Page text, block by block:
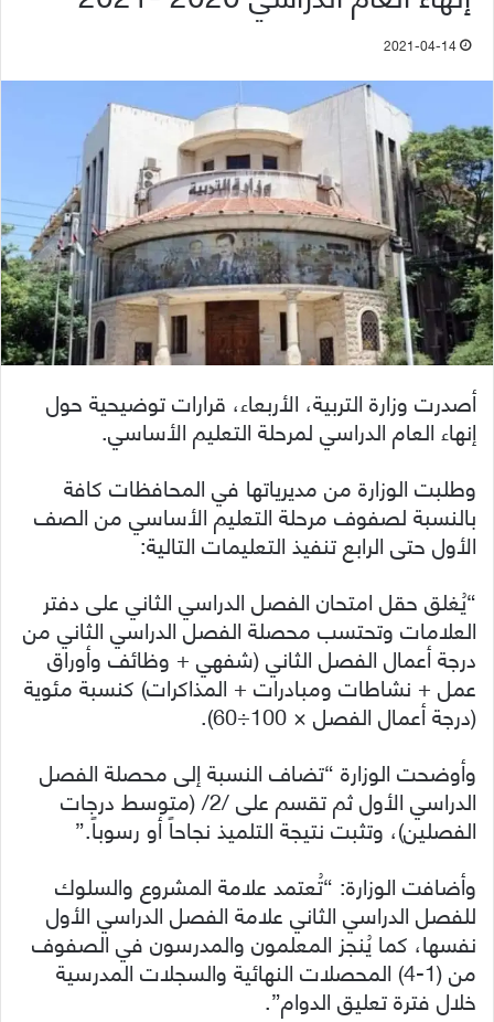
2021-04-14
أصدرت وزارة التربية، الأربعاء، قرارات توضيحية حول
إنهاء العام الدراسي لمرحلة التعليم الأساسي.
وطلبت الوزارة من مديرياتها في المحافظات كافة
بالنسبة لصفوف مرحلة التعليم الأساسي من الصف
الأول حتى الرابع تنفيذ التعليمات التالية:
“يُغلق حقل امتحان الفصل الدراسي الثاني على دفتر
العلامات وتحتسب محصلة الفصل الدراسي الثاني من
درجة أعمال الفصل الثاني (شفهي + وظائف وأوراق
عمل + نشاطات ومبادرات + المذاكرات) كنسبة مئوية
(درجة أعمال الفصل × 100÷60).
وأوضحت الوزارة “تضاف النسبة إلى محصلة الفصل
الدراسي الأول ثم تقسم على /2/ (متوسط درجات
الفصلين)، وتثبت نتيجة التلميذ نجاحاً أو رسوباً.”
وأضافت الوزارة: “تُعتمد علامة المشروع والسلوك
للفصل الدراسي الثاني علامة الفصل الدراسي الأول
نفسها، كما يُنجز المعلمون والمدرسون في الصفوف
من (1-4) المحصلات النهائية والسجلات المدرسية
خلال فترة تعليق الدوام”.